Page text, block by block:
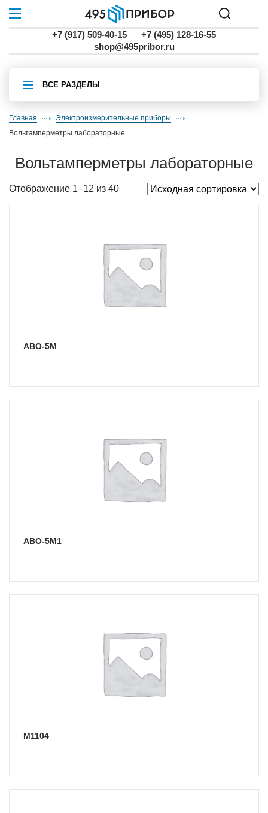
+7 (917) 509-40-15
+7 (495) 128-16-55
shop@495pribor.ru
ВСЕ РАЗДЕЛЫ
Главная
Электроизмерительные приборы
вольтамперметры лабораторные
вольтамперметры лабораторные
Отображение 1–12 из 40
АВО-5М
АВО-5М1
М1104